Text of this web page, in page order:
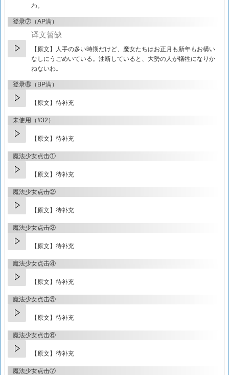
わ。
登录⑦（AP满）
译文暂缺
【原文】
人手の多い時期だけど、魔女たちはお正月も新年もお構い
なしにうごめいている。油断していると、大勢の人が犠牲になりか
ねないわ。
登录⑧（BP满）
【原文】待补充
未使用（#32）
【原文】待补充
魔法少女点击①
【原文】待补充
魔法少女点击②
【原文】待补充
魔法少女点击③
【原文】待补充
魔法少女点击④
【原文】待补充
魔法少女点击⑤
【原文】待补充
魔法少女点击⑥
【原文】待补充
魔法少女点击⑦